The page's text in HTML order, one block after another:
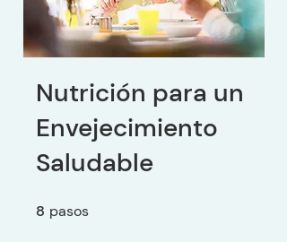
Nutrición para un
Envejecimiento
Saludable
8 pasos